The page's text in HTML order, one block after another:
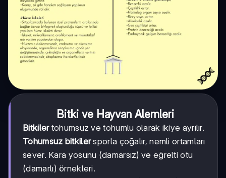
Bitki ve Hayvan Alemleri
Bitkilertohumsuz ve tohumlu olarak ikiye ayrılır.
Tohumsuz bitkilersporla çoğalır, nemli ortamları
sever. Kara yosunu (damarsız) ve eğrelti otu
(damarlı) örnekleri.